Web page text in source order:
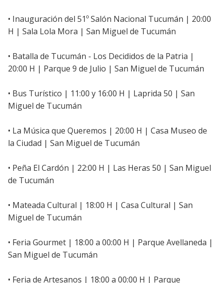
• Inauguración del 51º Salón Nacional Tucumán | 20:00
H | Sala Lola Mora | San Miguel de Tucumán
• Batalla de Tucumán - Los Decididos de la Patria |
20:00 H | Parque 9 de Julio | San Miguel de Tucumán
• Bus Turístico | 11:00 y 16:00 H | Laprida 50 | San
Miguel de Tucumán
• La Música que Queremos | 20:00 H | Casa Museo de
la Ciudad | San Miguel de Tucumán
• Peña El Cardón | 22:00 H | Las Heras 50 | San Miguel
de Tucumán
• Mateada Cultural | 18:00 H | Casa Cultural | San
Miguel de Tucumán
• Feria Gourmet | 18:00 a 00:00 H | Parque Avellaneda |
San Miguel de Tucumán
• Feria de Artesanos | 18:00 a 00:00 H | Parque